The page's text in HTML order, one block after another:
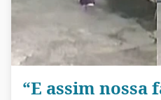
“E assim nossa